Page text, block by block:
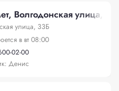
Волгодонская улица,
улица, 33Б
в вт 08:00
02-00
Денис